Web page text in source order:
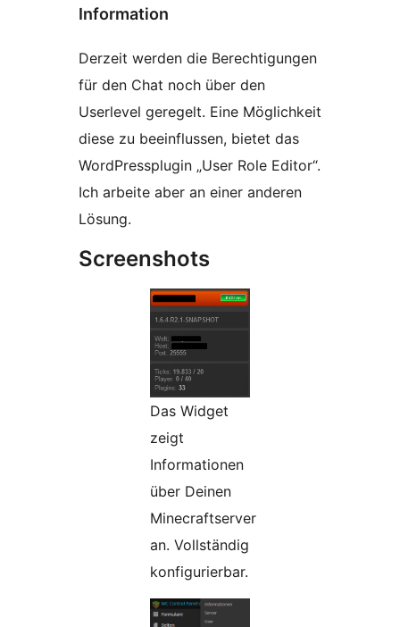
Information
Derzeit werden die Berechtigungen
für den Chat noch über den
Userlevel geregelt. Eine Möglichkeit
diese zu beeinflussen, bietet das
WordPressplugin „User Role Editor“.
Ich arbeite aber an einer anderen
Lösung.
Screenshots
Das Widget
zeigt
Informationen
über Deinen
Minecraftserver
an. Vollständig
konfigurierbar.